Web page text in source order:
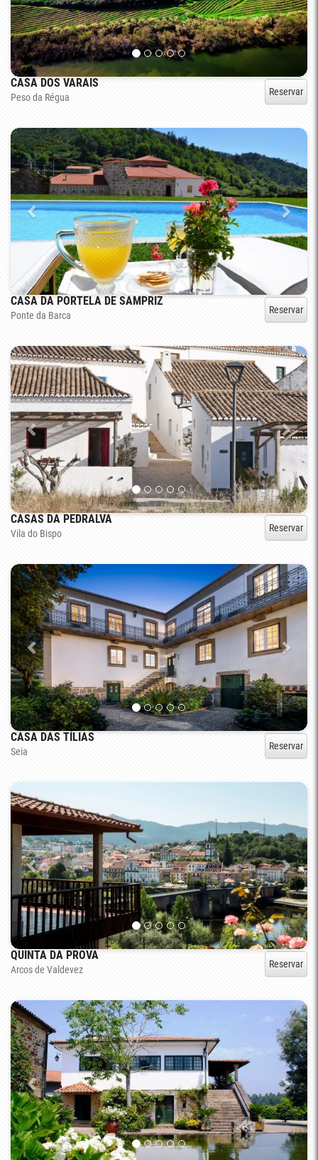
CASA DOS VARAIS
Peso da Régua Reservar
CASA DA PORTELA DE SAMPRIZ
Ponte da Barca Reservar
CASAS DA PEDRALVA
Vila do Bispo Reservar
CASA DAS TÍLIAS
Seia Reservar
QUINTA DA PROVA
Arcos de Valdevez Reservar